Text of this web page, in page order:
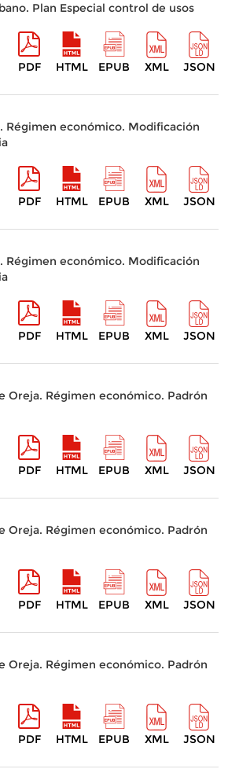
Plan Especial control de usos
PDF HTML EPUB XML JSON
Régimen económico. Modificación
PDF HTML EPUB XML JSON
Régimen económico. Modificación
PDF HTML EPUB XML JSON
Oreja. Régimen económico. Padrón
PDF HTML EPUB XML JSON
Oreja. Régimen económico. Padrón
PDF HTML EPUB XML JSON
Oreja. Régimen económico. Padrón
PDF HTML EPUB XML JSON